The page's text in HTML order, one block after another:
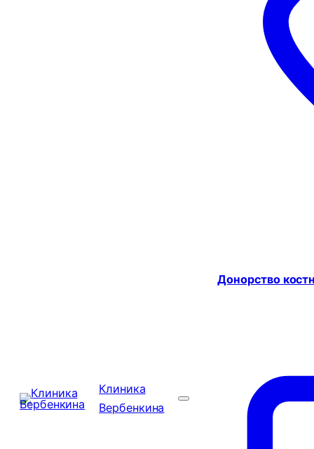
Клиника
Вербенкина
Донорство